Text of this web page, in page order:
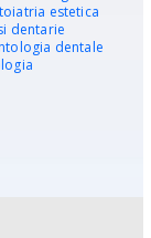
estetica
dentarie
dentale